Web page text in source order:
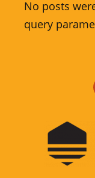
No posts
query